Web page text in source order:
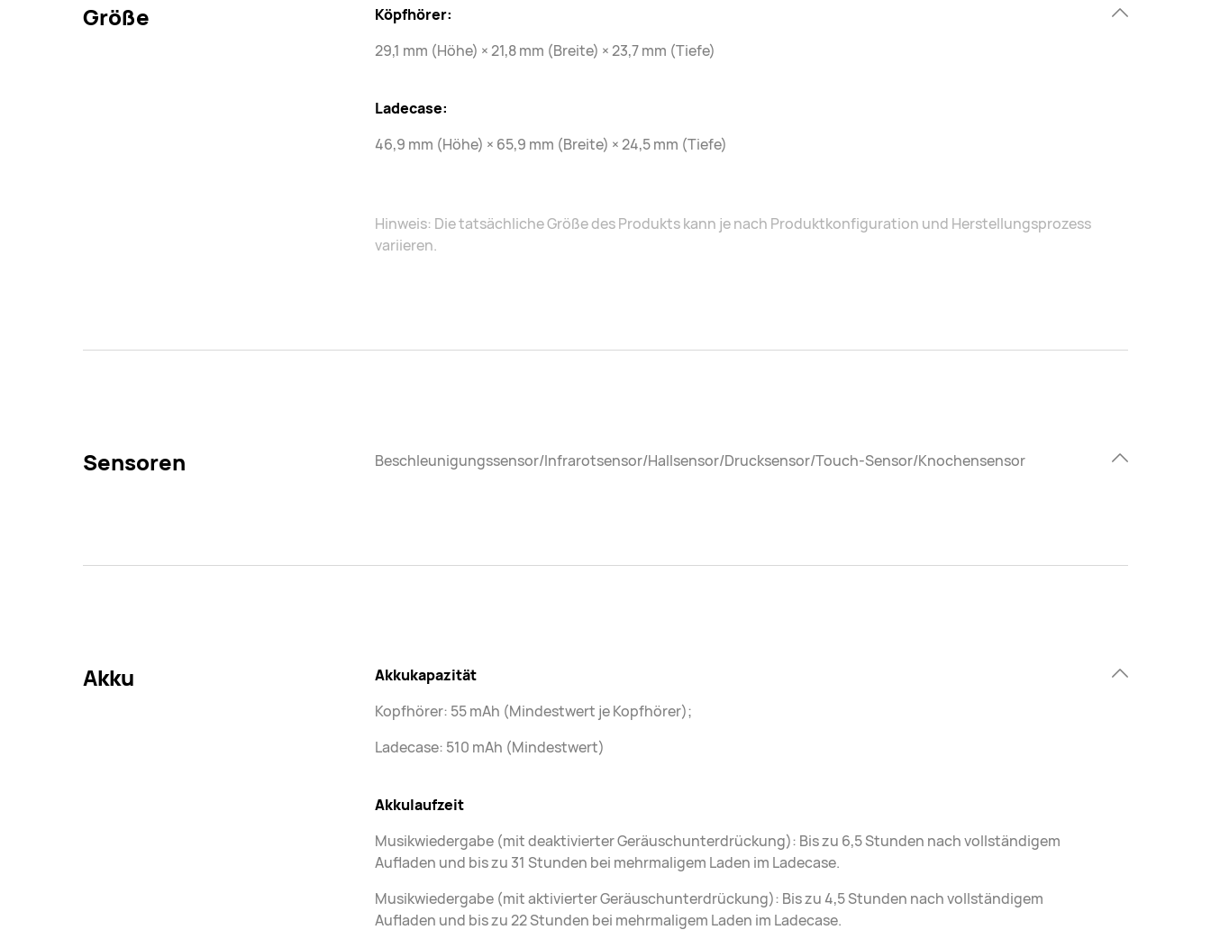
Größe
Köpfhörer:
29,1 mm (Höhe) × 21,8 mm (Breite) × 23,7 mm (Tiefe)
Ladecase:
46,9 mm (Höhe) × 65,9 mm (Breite) × 24,5 mm (Tiefe)
Hinweis: Die tatsächliche Größe des Produkts kann je nach Produktkonfiguration und Herstellungsprozess
variieren.
Sensoren Beschleunigungssensor/Infrarotsensor/Hallsensor/Drucksensor/Touch-Sensor/Knochensensor
Akku
Akkukapazität
Kopfhörer: 55 mAh (Mindestwert je Kopfhörer);
Ladecase: 510 mAh (Mindestwert)
Akkulaufzeit
Musikwiedergabe (mit deaktivierter Geräuschunterdrückung): Bis zu 6,5 Stunden nach vollständigem
Aufladen und bis zu 31 Stunden bei mehrmaligem Laden im Ladecase.
Musikwiedergabe (mit aktivierter Geräuschunterdrückung): Bis zu 4,5 Stunden nach vollständigem
Aufladen und bis zu 22 Stunden bei mehrmaligem Laden im Ladecase.